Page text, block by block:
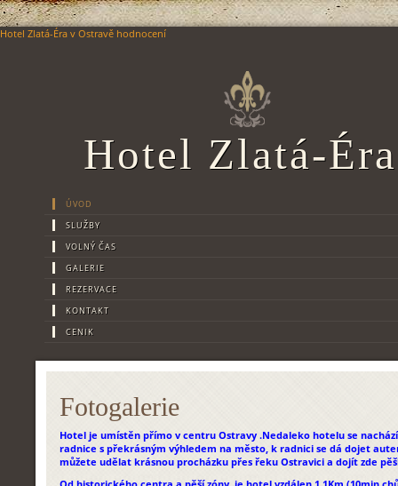
Hotel Zlatá-Éra v Ostravě hodnocení
Hotel Zlatá-Éra
ÚVOD
SLUŽBY
VOLNÝ ČAS
GALERIE
REZERVACE
KONTAKT
CENIK
Fotogalerie
Hotel je umístěn přímo v centru Ostravy .Nedaleko hotelu se
radnice s překrásným výhledem na město, k radnici se dá dojet
můžete udělat krásnou procházku přes řeku Ostravici a dojít zde